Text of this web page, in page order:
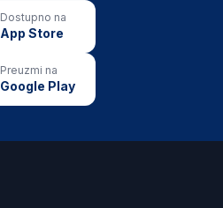
Dostupno na
App Store
Preuzmi na
Google Play